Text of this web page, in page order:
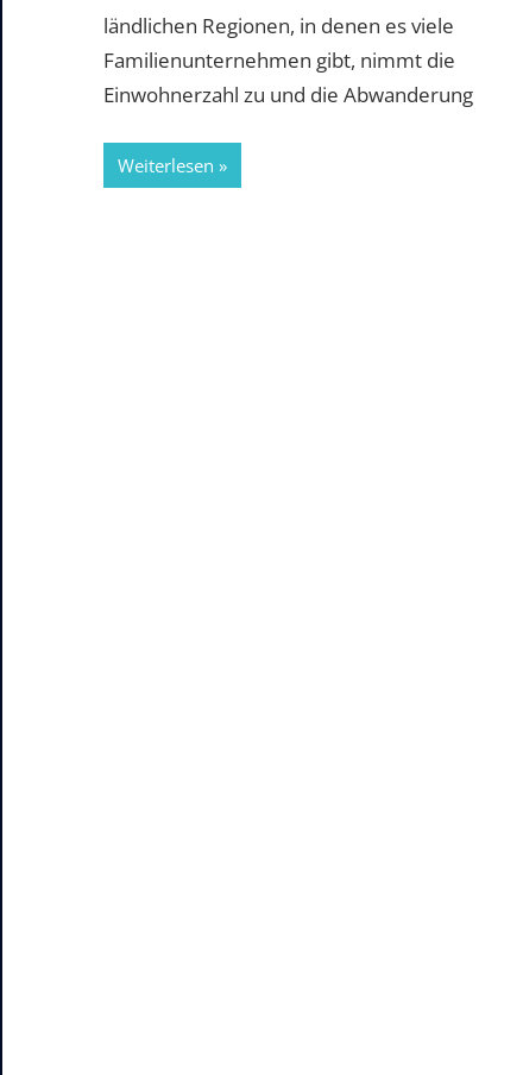
ländlichen Regionen, in denen es viele
Familienunternehmen gibt, nimmt die
Einwohnerzahl zu und die Abwanderung
Weiterlesen